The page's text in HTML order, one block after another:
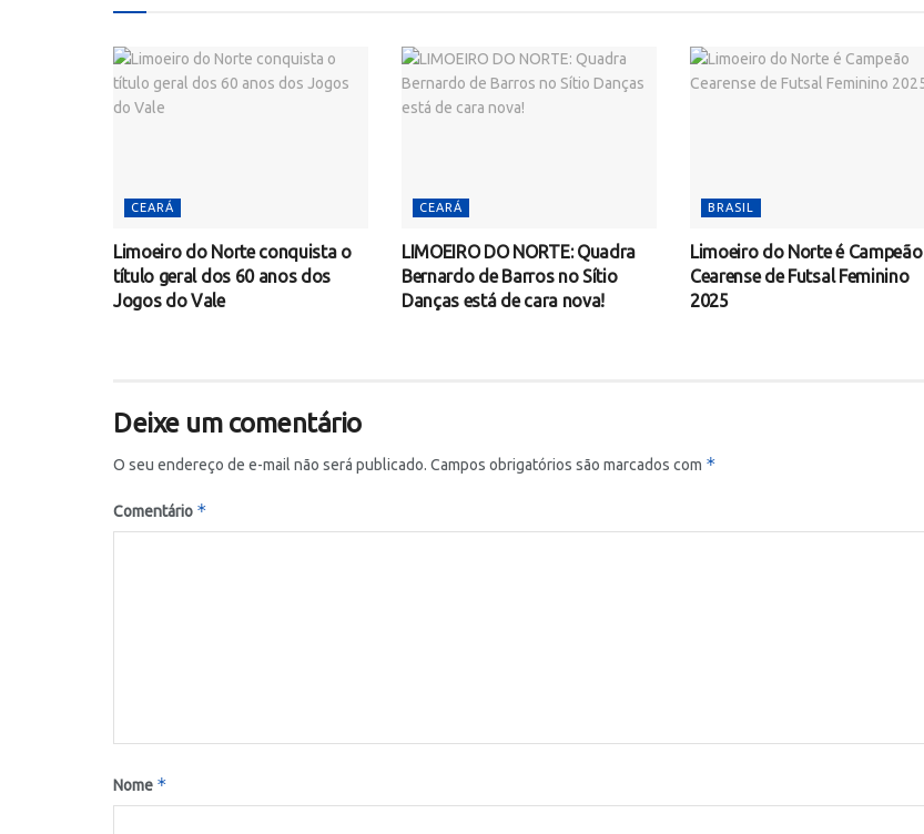
CEARÁ
Limoeiro do Norte conquista o
título geral dos 60 anos dos
Jogos do Vale
CEARÁ
LIMOEIRO DO NORTE: Quadra
Bernardo de Barros no Sítio
Danças está de cara nova!
BRASIL
Limoeiro do Norte é Campeão
Cearense de Futsal Feminino
2025
Deixe um comentário
O seu endereço de e-mail não será publicado. Campos obrigatórios são marcados com *
Comentário *
Nome *